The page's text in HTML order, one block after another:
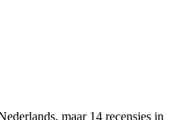
maar 14 recensies in